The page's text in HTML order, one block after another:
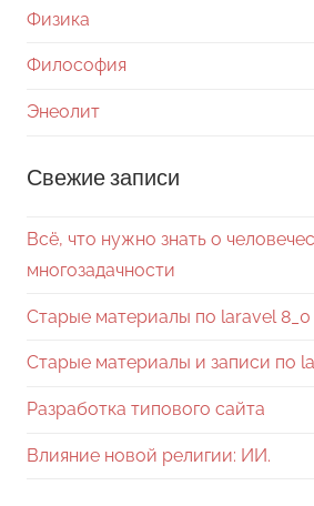
Физика
Философия
Энеолит
Свежие записи
Всё, что нужно знать о
многозадачности
Старые материалы по laravel 8_0
Старые материалы и записи по
Разработка типового сайта
Влияние новой религии: ИИ.